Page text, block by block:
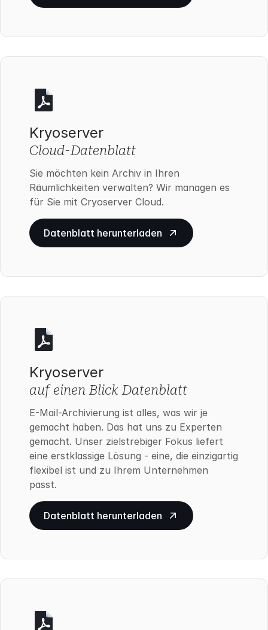
Kryoserver
Cloud-Datenblatt
Sie möchten kein Archiv in Ihren
Räumlichkeiten verwalten? Wir managen es
für Sie mit Cryoserver Cloud.
Datenblatt herunterladen
Kryoserver
auf einen Blick Datenblatt
E-Mail-Archivierung ist alles, was wir je
gemacht haben. Das hat uns zu Experten
gemacht. Unser zielstrebiger Fokus liefert
eine erstklassige Lösung - eine, die einzigartig
flexibel ist und zu Ihrem Unternehmen
passt.
Datenblatt herunterladen